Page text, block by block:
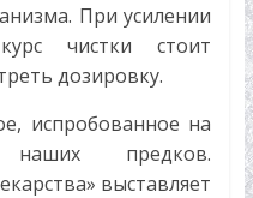
При усилении
чистки стоит
дозировку.
испробованное на
предков.
выставляет